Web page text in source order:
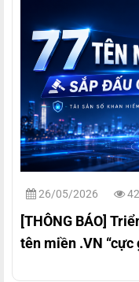
26/05/2026
[THÔNG BÁO]
tên miền .VN “cực